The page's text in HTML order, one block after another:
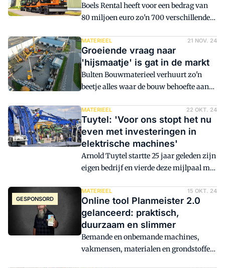
Boels Rental heeft voor een bedrag van
80 miljoen euro zo'n 700 verschillende
MATERIEEL 21 NOV. 24
Groeiende vraag naar
'hijsmaatje' is gat in de markt
Bulten Bouwmaterieel verhuurt zo'n
beetje alles waar de bouw behoefte aan
en rolsteiger tot grondboor, aggregaat en
schaftwagen. Maar ontwikkelt in de
Achterhoek ook veel nieuwe
initiatieven, zoals die met de eigen
Giraffe Cranes.
MATERIEEL 22 OKT. 24
Tuytel: 'Voor ons stopt het nu
even met investeringen in
elektrische machines'
Arnold Tuytel startte 25 jaar geleden zijn
eigen bedrijf en vierde deze mijlpaal met
feestavond. Wat ooit begon op de
ouderlijke boerderij met één minigraver
is uitgegroeid tot een multidisciplinaire
verhuurder met een professionele werf,
een nieuw kantoorpand en 55 vaste
medewerkers. Met name de afgelopen
GESPONSORD
MATERIEEL 15 OKT. 24
Online tool Planmeister 2.0
gelanceerd: praktisch,
duurzaam en slimmer
Bemande en onbemande machines,
vakmensen, materialen en grondstoffen: